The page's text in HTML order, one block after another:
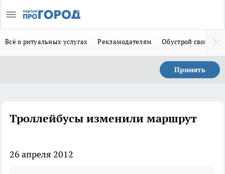
Всё о ритуальных услугах Рекламодателям Обустрой свой дом
Принять
Троллейбусы изменили маршрут
26 апреля 2012